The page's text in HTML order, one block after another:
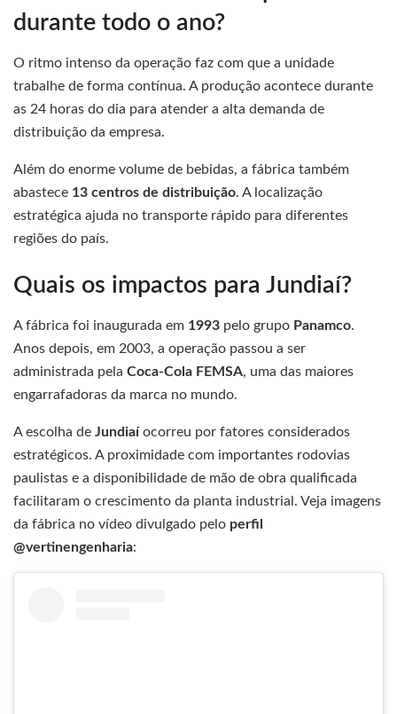
durante todo o ano?
O ritmo intenso da operação faz com que a unidade
trabalhe de forma contínua. A produção acontece durante
as 24 horas do dia para atender a alta demanda de
distribuição da empresa.
Além do enorme volume de bebidas, a fábrica também
abastece 13 centros de distribuição. A localização
estratégica ajuda no transporte rápido para diferentes
regiões do país.
Quais os impactos para Jundiaí?
A fábrica foi inaugurada em 1993 pelo grupo Panamco.
Anos depois, em 2003, a operação passou a ser
administrada pela Coca-Cola FEMSA, uma das maiores
engarrafadoras da marca no mundo.
A escolha de Jundiaíocorreu por fatores considerados
estratégicos. A proximidade com importantes rodovias
paulistas e a disponibilidade de mão de obra qualificada
facilitaram o crescimento da planta industrial. Veja imagens
da fábrica no vídeo divulgado pelo perfil
@vertinengenharia: